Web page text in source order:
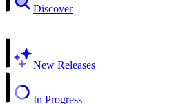
Discover
New Releases
In Progress